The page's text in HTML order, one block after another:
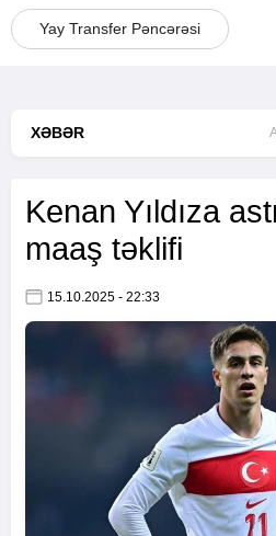
Yay Transfer Pəncərəsi
XƏBƏR
Kenan Yıldıza
maaş təklifi
15.10.2025 - 22:33